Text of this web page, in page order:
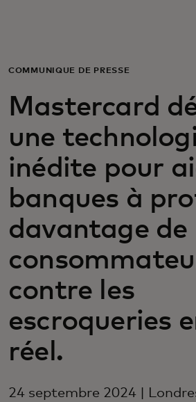
Pour les professionnels
Pour le monde
Pour les innovateurs
Actualités et
COMMUNIQUÉ DE PRESSE
Mastercard
une
inédite pour
banques à
davantage de
contre les
escroqueries
réel.
24 septembre 2024 |